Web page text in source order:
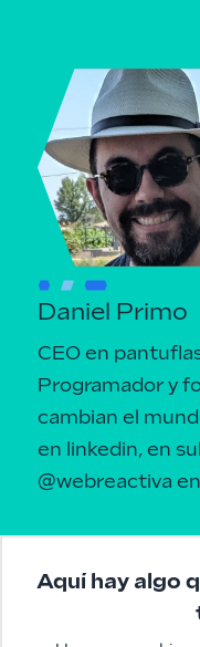
Daniel Primo
CEO en
Programador y
cambian el
en linkedin, en
@webreactiva
Aquí hay algo